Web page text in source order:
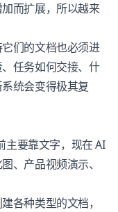
而扩展，所以越来
们的文档也必须进
任务如何交接、什
统会变得极其复
主要靠文字，现在 AI
、产品视频演示、
各种类型的文档，